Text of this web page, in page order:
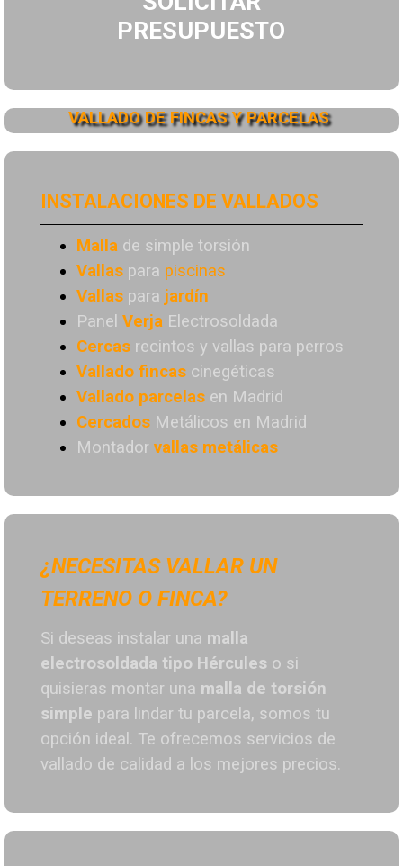
PRESUPUESTO
VALLADO DE FINCAS Y PARCELAS
INSTALACIONES DE VALLADOS
Malla de simple torsión
Vallas para piscinas
Vallas para jardín
Panel Verja Electrosoldada
Cercas recintos y vallas para perros
Vallado fincas cinegéticas
Vallado parcelas en Madrid
Cercados Metálicos en Madrid
Montador vallas metálicas
¿NECESITAS VALLAR UN
TERRENO O FINCA?
Si deseas instalar una malla
electrosoldada tipo Hércules o si
quisieras montar una malla de torsión
simple para lindar tu parcela, somos tu
opción ideal. Te ofrecemos servicios de
vallado de calidad a los mejores precios.